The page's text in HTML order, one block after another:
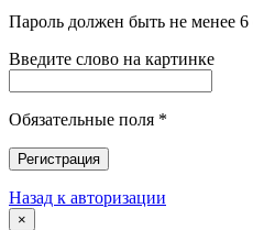
Пароль должен быть не менее
Введите слово на картинке
Обязательные поля *
Регистрация
Назад к авторизации
×